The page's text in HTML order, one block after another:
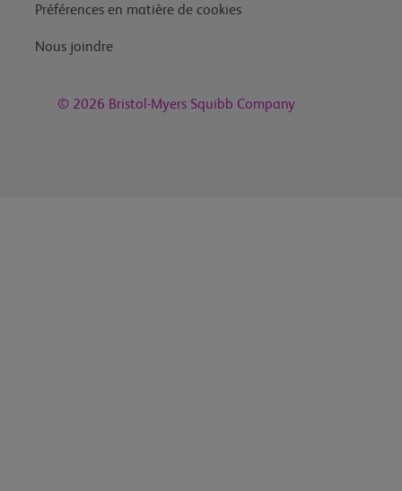
Préférences en matière de cookies
Nous joindre
© 2026 Bristol-Myers Squibb Company